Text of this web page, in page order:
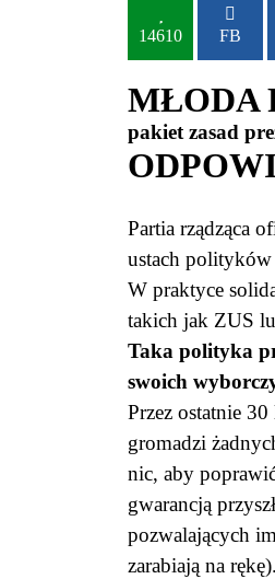
14610 FB
MŁODA
pakiet zasad
Partia rządząca
ustach polityków
W praktyce
takich jak ZUS
Taka polityka
swoich
Przez ostatnie
gromadzi
nic, aby
gwarancją
pozwalających
zarabiają na rękę).